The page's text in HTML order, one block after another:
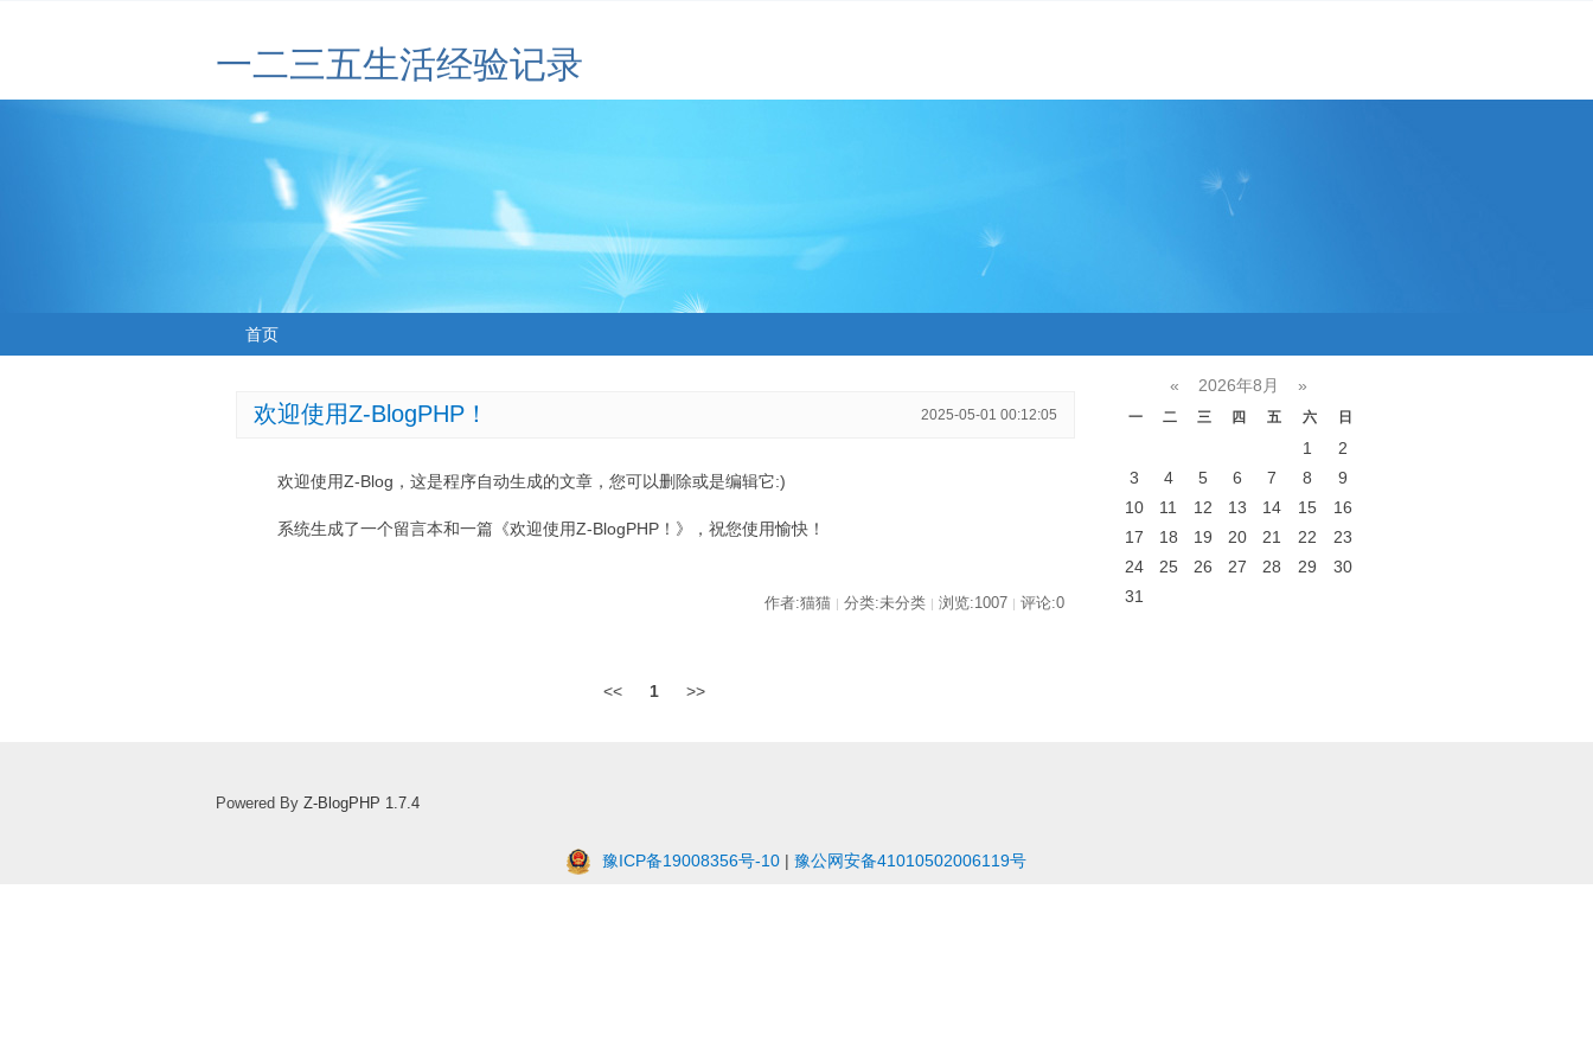
一二三五生活经验记录
首页
欢迎使用Z-BlogPHP！ 2025-05-01 00:12:05
欢迎使用Z-Blog，这是程序自动生成的文章，您可以删除或是编辑它:)
系统生成了一个留言本和一篇《欢迎使用Z-BlogPHP！》，祝您使用愉快！
作者:猫猫 | 分类:未分类 | 浏览:1007 | 评论:0
<< 1 >>
« 2026年8月 »
一 二 三 四 五 六 日
1
2
3
4 5 6 7 8
9
10
11 12 13 14 15
16
17
18 19 20 21 22
23
24
25 26 27 28 29
30
31
Powered By Z-BlogPHP 1.7.4
豫ICP备19008356号-10 | 豫公网安备41010502006119号